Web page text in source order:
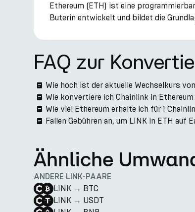
Ethereum (ETH) ist eine
Buterin entwickelt und bildet die
FAQ zur
Wie hoch ist der aktuelle Wechselkurs
Wie konvertiere ich Chainlink in
Wie viel Ethereum erhalte ich für 1
Fallen Gebühren an, um LINK in ETH auf
Ähnliche
ANDERE LINK-PAARE
LINK → BTC
LINK → USDT